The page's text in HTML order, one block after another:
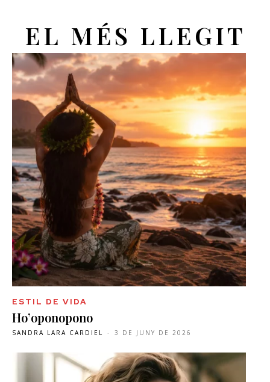
EL MÉS LLEGIT
ESTIL DE VIDA
Ho’oponopono
SANDRA LARA CARDIEL - 3 DE JUNY DE 2026